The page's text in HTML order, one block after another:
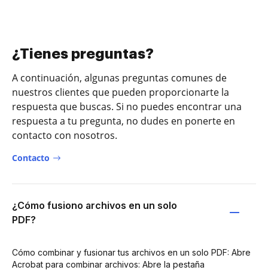
¿Tienes preguntas?
A continuación, algunas preguntas comunes de
nuestros clientes que pueden proporcionarte la
respuesta que buscas. Si no puedes encontrar una
respuesta a tu pregunta, no dudes en ponerte en
contacto con nosotros.
Contacto
¿Cómo fusiono archivos en un solo
PDF?
Cómo combinar y fusionar tus archivos en un solo PDF: Abre
Acrobat para combinar archivos: Abre la pestaña